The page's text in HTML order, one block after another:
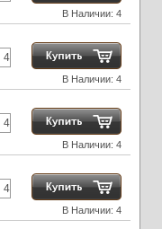
В Наличии: 4
В Наличии: 4
В Наличии: 4
В Наличии: 4